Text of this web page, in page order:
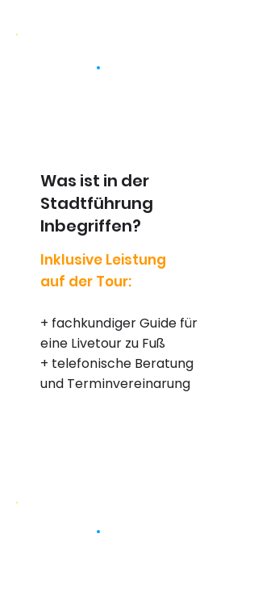
Was ist in der
Stadtführung
Inbegriffen?
Inklusive Leistung
auf der Tour:
+ fachkundiger Guide für
eine Livetour zu Fuß
+ telefonische Beratung
und Terminvereinarung